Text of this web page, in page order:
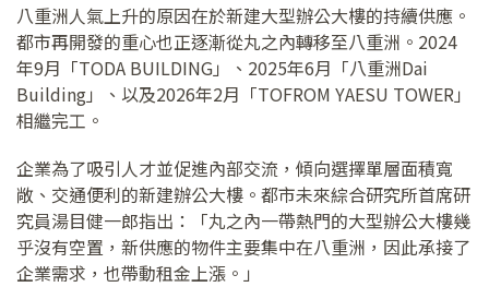
八重洲人氣上升的原因在於新建大型辦公大樓的持續供應。
都市再開發的重心也正逐漸從丸之內轉移至八重洲。2024
年9月「TODA BUILDING」、2025年6月「八重洲Dai
Building」、以及2026年2月「TOFROM YAESU TOWER」
相繼完工。
企業為了吸引人才並促進內部交流，傾向選擇單層面積寬
敞、交通便利的新建辦公大樓。都市未來綜合研究所首席研
究員湯目健一郎指出：「丸之內一帶熱門的大型辦公大樓幾
乎沒有空置，新供應的物件主要集中在八重洲，因此承接了
企業需求，也帶動租金上漲。」